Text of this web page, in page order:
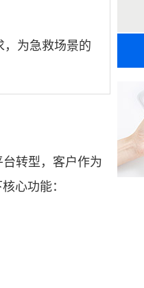
为急救场景的
转型，客户作为
心功能：